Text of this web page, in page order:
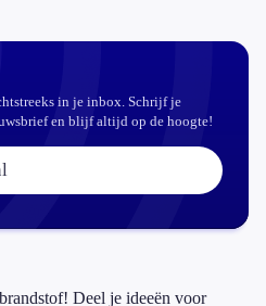
in je inbox. Schrijf je
en blijf altijd op de hoogte!
Deel je ideeën voor